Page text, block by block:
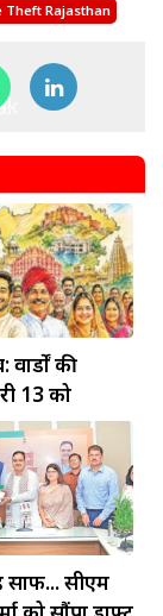
Theft Rajasthan
की
13 को
साफ... सीएम